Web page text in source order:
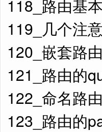
118_路由基
119_几个注
120_嵌套路
121_路由的
122_命名路
123_路由的